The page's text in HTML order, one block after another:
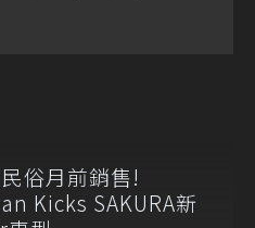
俗月前銷售!
Kicks SAKURA新